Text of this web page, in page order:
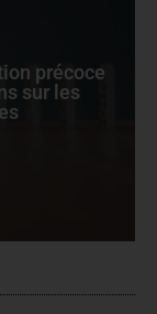
précoce
sur les